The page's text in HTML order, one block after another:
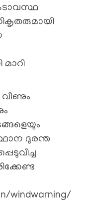
വീണും
ദുരന്ത
windwarning/